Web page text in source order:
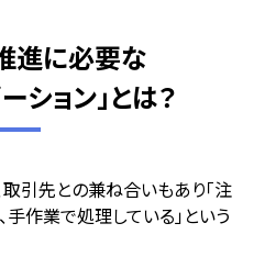
進に必要な
ション」とは？
引先との兼ね合いもあり「注
作業で処理している」という